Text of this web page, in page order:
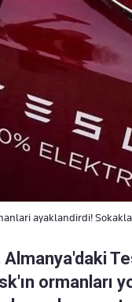
ayaklandirdi!
Almanya'daki